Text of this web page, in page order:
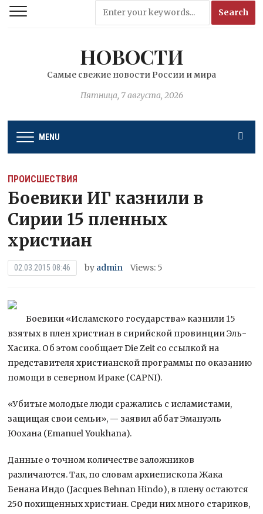
НОВОСТИ
Самые свежие новости России и мира
Пятница, 7 августа, 2026
MENU
ПРОИСШЕСТВИЯ
Боевики ИГ казнили в
Сирии 15 пленных
христиан
02.03.2015 08:46 by admin Views: 5
Боевики «Исламского государства» казнили 15
взятых в плен христиан в сирийской провинции Эль-
Хасика. Об этом сообщает Die Zeit со ссылкой на
представителя христианской программы по оказанию
помощи в северном Ираке (CAPNI).
«Убитые молодые люди сражались с исламистами,
защищая свои семьи», — заявил аббат Эмануэль
Юохана (Emanuel Youkhana).
Данные о точном количестве заложников
различаются. Так, по словам архиепископа Жака
Бенана Индо (Jacques Behnan Hindo), в плену остаются
250 похищенных христиан. Среди них много стариков,